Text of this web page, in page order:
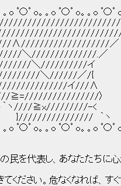
o ﾟ〇ﾟ o。。o ﾟ〇ﾟ o。。o ﾟ〇ﾟ
／
.／
//////////イ
//////／/{
イ///∧
〉
<
｀ヽ
o ﾟ〇ﾟ o。。o ﾟ〇ﾟ o。。o ﾟ〇ﾟ
を代表し、あなたたちに心
ください。危なくなれば、す